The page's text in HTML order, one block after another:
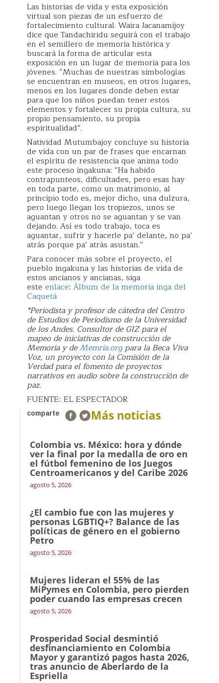
Las historias de vida y esta exposición
virtual son piezas de un esfuerzo de
fortalecimiento cultural. Waira Jacanamijoy
dice que Tandachiridu seguirá con el trabajo
en el semillero de memoria histórica y
buscará la forma de articular esta
exposición en un lugar de memoria para los
jóvenes. “Muchas de nuestras simbologías
se encuentran en museos, en otros lugares,
menos en los lugares donde deben estar
para que los niños puedan tener estos
elementos y fortalecer su propia cultura, su
propio pensamiento, su propia
espiritualidad”.
Natividad Mutumbajoy concluye su historia
de vida con un par de frases que encarnan
el espíritu de resistencia que anima todo
este proceso ingakuna: “Ha habido
contrapunteos, dificultades, pero esas hay
en toda parte, como un matrimonio, al
principio todo es, mejor dicho, una dulzura,
pero luego llegan los tropiezos, unos se
aguantan y otros no se aguantan y se van
dejando. Así es todo trabajo, toca es
aguantar, sufrir y hacerle pa’ delante, no pa’
atrás porque pa’ atrás asustan.”
Para conocer más sobre el proyecto, el
pueblo ingakuna y las historias de vida de
estos ancianos y ancianas, siga
este enlace: Álbum de la memoria inga del
Caquetá
*Periodista y profesor de cátedra del Centro
de Estudios de Periodismo de la Universidad
de los Andes. Consultor de GIZ para el
mapeo de iniciativas de construcción de
Memoria y deMemria.orgpara la Beca Viva
Voz, un proyecto con la Comisión de la
Verdad para el fomento de proyectos
narrativos en audio sobre la construcción de
paz.
FUENTE: EL ESPECTADOR
comparte Más noticias
Colombia vs. México: hora y dónde
ver la final por la medalla de oro en
el fútbol femenino de los Juegos
Centroamericanos y del Caribe 2026
agosto 5, 2026
¿El cambio fue con las mujeres y
personas LGBTIQ+? Balance de las
políticas de género en el gobierno
Petro
agosto 5, 2026
Mujeres lideran el 55% de las
MiPymes en Colombia, pero pierden
poder cuando las empresas crecen
agosto 5, 2026
Prosperidad Social desmintió
desfinanciamiento en Colombia
Mayor y garantizó pagos hasta 2026,
tras anuncio de Aberlardo de la
Espriella